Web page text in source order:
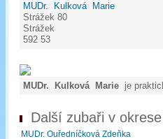
MUDr. Kulková Marie
Strážek 80
Strážek
592 53
MUDr. Kulková Marie je
Další zubaři v okrese
MUDr. Ouředníčková Zdeňka